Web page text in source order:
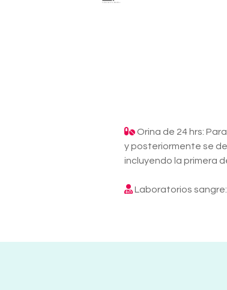
Orina de 24 hrs:
y posteriormente se
incluyendo la primera
Laboratorios